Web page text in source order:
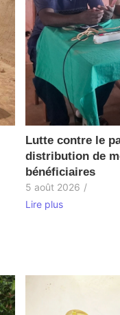
Lutte contre le
distribution de
bénéficiaires
5 août 2026 /
Lire plus